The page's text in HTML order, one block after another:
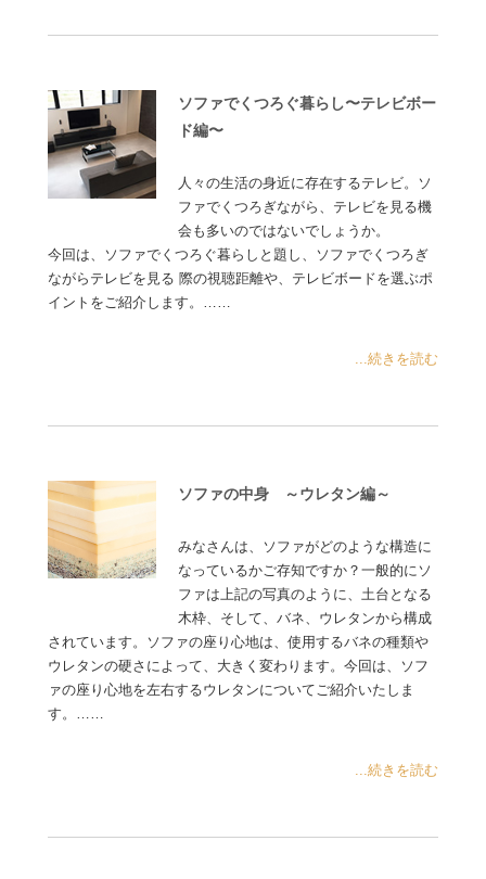
ソファでくつろぐ暮らし〜テレビボー
ド編〜
人々の生活の身近に存在するテレビ。ソ
ファでくつろぎながら、テレビを見る機
会も多いのではないでしょうか。
今回は、ソファでくつろぐ暮らしと題し、ソファでくつろぎ
ながらテレビを見る 際の視聴距離や、テレビボードを選ぶポ
イントをご紹介します。……
...続きを読む
ソファの中身 ～ウレタン編～
みなさんは、ソファがどのような構造に
なっているかご存知ですか？一般的にソ
ファは上記の写真のように、土台となる
木枠、そして、バネ、ウレタンから構成
されています。ソファの座り心地は、使用するバネの種類や
ウレタンの硬さによって、大きく変わります。今回は、ソフ
ァの座り心地を左右するウレタンについてご紹介いたしま
す。……
...続きを読む